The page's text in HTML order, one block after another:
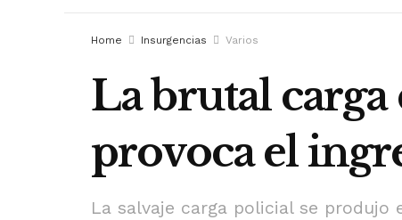
Home Insurgencias Varios
La brutal carga
provoca el
La salvaje carga policial se